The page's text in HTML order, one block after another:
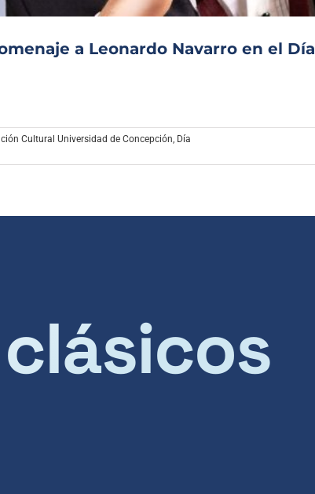
a Leonardo Navarro en el Día
Cultural Universidad de Concepción, Día